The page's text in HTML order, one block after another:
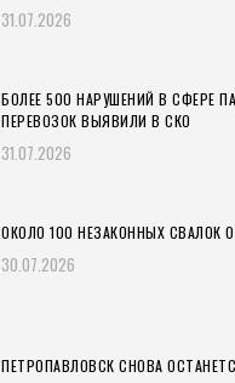
31.07.2026
БОЛЕЕ 500 НАРУШЕНИЙ В СФЕРЕ
ПЕРЕВОЗОК ВЫЯВИЛИ В СКО
31.07.2026
ОКОЛО 100 НЕЗАКОННЫХ СВАЛОК
30.07.2026
ПЕТРОПАВЛОВСК СНОВА